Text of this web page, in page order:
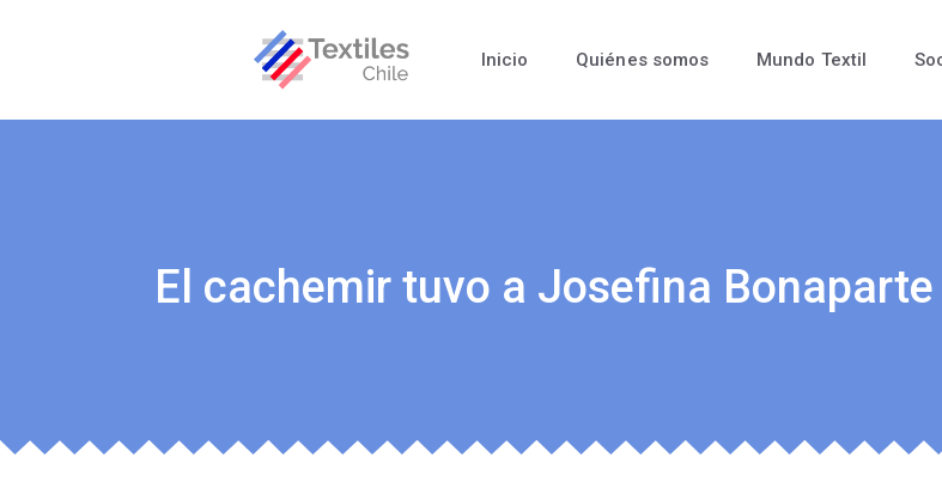
Inicio Quiénes somos Mundo Textil
El cachemir tuvo a Josefina Bonaparte